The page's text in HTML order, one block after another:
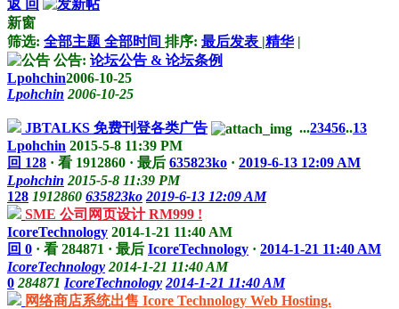
返 回
新窗
筛选: 全部主题 全部时间 排序: 最后发表 |精华 |
公告: 论坛公告 & 论坛条例
Lpohchin2006-10-25
Lpohchin 2006-10-25
JBTALKS 免费刊登各类广告 ...23456..13
Lpohchin 2015-5-8 11:39 PM
回 128 · 看 1912860 · 最后 635823ko · 2019-6-13 12:09 AM
Lpohchin 2015-5-8 11:39 PM
128 1912860 635823ko 2019-6-13 12:09 AM
SME 公司网页设计 RM999 !
IcoreTechnology 2014-1-21 11:40 AM
回 0 · 看 284871 · 最后 IcoreTechnology · 2014-1-21 11:40 AM
IcoreTechnology 2014-1-21 11:40 AM
0 284871 IcoreTechnology 2014-1-21 11:40 AM
网络商店系统出售 Icore Technology Web Hosting.